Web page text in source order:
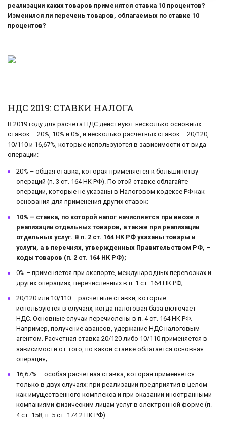
реализации каких товаров применятся ставка 10 процентов?
Изменился ли перечень товаров, облагаемых по ставке 10
процентов?
НДС 2019: СТАВКИ НАЛОГА
В 2019 году для расчета НДС действуют несколько основных
ставок – 20%, 10% и 0%, и несколько расчетных ставок – 20/120,
10/110 и 16,67%, которые используются в зависимости от вида
операции:
20% – общая ставка, которая применяется к большинству
операций (п. 3 ст. 164 НК РФ). По этой ставке облагайте
операции, которые не указаны в Налоговом кодексе РФ как
основания для применения других ставок;
10% – ставка, по которой налог начисляется при ввозе и
реализации отдельных товаров, а также при реализации
отдельных услуг. В п. 2 ст. 164 НК РФ указаны товары и
услуги, а в перечнях, утвержденных Правительством РФ, –
коды товаров (п. 2 ст. 164 НК РФ);
0% – применяется при экспорте, международных перевозках и
других операциях, перечисленных в п. 1 ст. 164 НК РФ;
20/120 или 10/110 – расчетные ставки, которые
используются в случаях, когда налоговая база включает
НДС. Основные случаи перечислены в п. 4 ст. 164 НК РФ.
Например, получение авансов, удержание НДС налоговым
агентом. Расчетная ставка 20/120 либо 10/110 применяется в
зависимости от того, по какой ставке облагается основная
операция;
16,67% – особая расчетная ставка, которая применяется
только в двух случаях: при реализации предприятия в целом
как имущественного комплекса и при оказании иностранными
компаниями физическим лицам услуг в электронной форме (п.
4 ст. 158, п. 5 ст. 174.2 НК РФ).